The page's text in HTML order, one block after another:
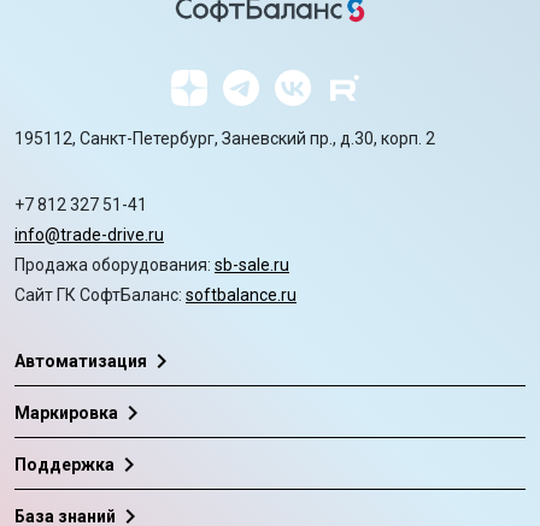
195112, Санкт-Петербург, Заневский пр., д.30, корп. 2
+7 812 327 51-41
info@trade-drive.ru
Продажа оборудования: sb-sale.ru
Сайт ГК СофтБаланс: softbalance.ru
Автоматизация chevron_right
Маркировка chevron_right
Поддержка chevron_right
База знаний chevron_right